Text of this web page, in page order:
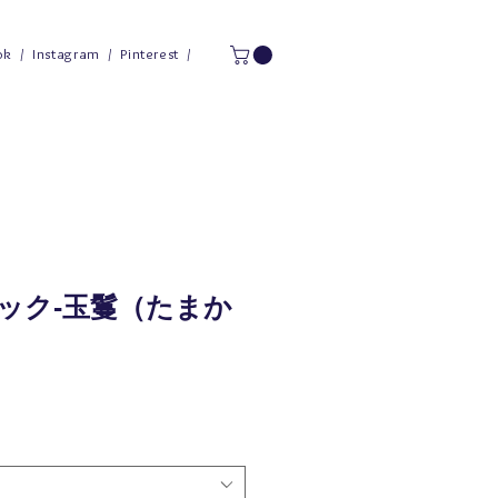
/ Instagram / Pinterest /
ク‐玉鬘（たまか